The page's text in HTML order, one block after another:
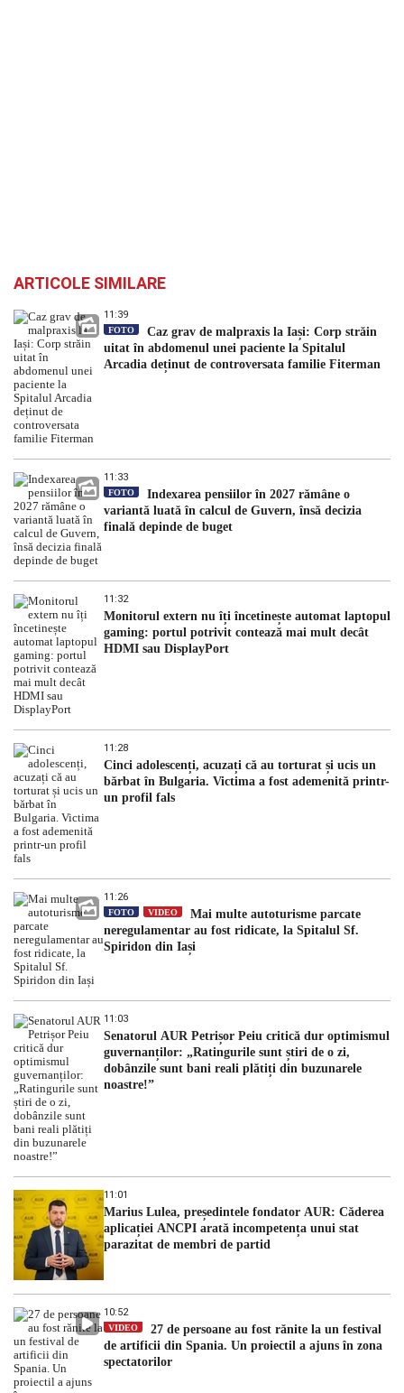
ARTICOLE SIMILARE
11:39
FOTO
Caz grav de malpraxis la Iași: Corp străin
uitat în abdomenul unei paciente la Spitalul
Arcadia deținut de controversata familie Fiterman
11:33
FOTO
Indexarea pensiilor în 2027 rămâne o
variantă luată în calcul de Guvern, însă decizia
finală depinde de buget
11:32
Monitorul extern nu îți încetinește automat laptopul
gaming: portul potrivit contează mai mult decât
HDMI sau DisplayPort
11:28
Cinci adolescenți, acuzați că au torturat și ucis un
bărbat în Bulgaria. Victima a fost ademenită printr-
un profil fals
11:26
FOTO VIDEO
Mai multe autoturisme parcate
neregulamentar au fost ridicate, la Spitalul Sf.
Spiridon din Iași
11:03
Senatorul AUR Petrișor Peiu critică dur optimismul
guvernanților: „Ratingurile sunt știri de o zi,
dobânzile sunt bani reali plătiți din buzunarele
noastre!”
11:01
Marius Lulea, președintele fondator AUR: Căderea
aplicației ANCPI arată incompetența unui stat
parazitat de membri de partid
10:52
VIDEO
27 de persoane au fost rănite la un festival
de artificii din Spania. Un proiectil a ajuns în zona
spectatorilor